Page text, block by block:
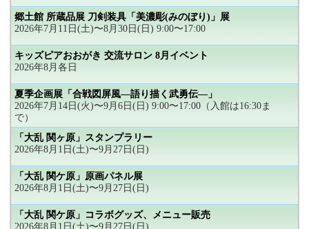
郷土館 所蔵品展 刀剣装具「美濃彫(みのぼり)」展
2026年7月11日(土)〜8月30日(日) 9:00〜17:00
キッズピアおおがき 交流サロン 8月イベント
2026年8月各日
夏季企画展「合戦図屏風―語り描く武勇伝―」
2026年7月14日(火)〜9月6日(日) 9:00〜17:00（入館は16:30ま
で）
「大乱 関ヶ原」スタンプラリー
2026年8月1日(土)〜9月27日(日)
「大乱 関ケ原」原画パネル展
2026年8月1日(土)〜9月27日(日)
「大乱 関ケ原」コラボグッズ、メニュー販売
2026年8月1日(土)〜9月27日(日)